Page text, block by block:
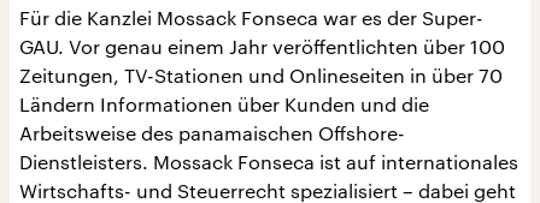
Für die Kanzlei Mossack Fonseca war es der Super-
GAU. Vor genau einem Jahr veröffentlichten über 100
Zeitungen, TV-Stationen und Onlineseiten in über 70
Ländern Informationen über Kunden und die
Arbeitsweise des panamaischen Offshore-
Dienstleisters. Mossack Fonseca ist auf internationales
Wirtschafts- und Steuerrecht spezialisiert – dabei geht